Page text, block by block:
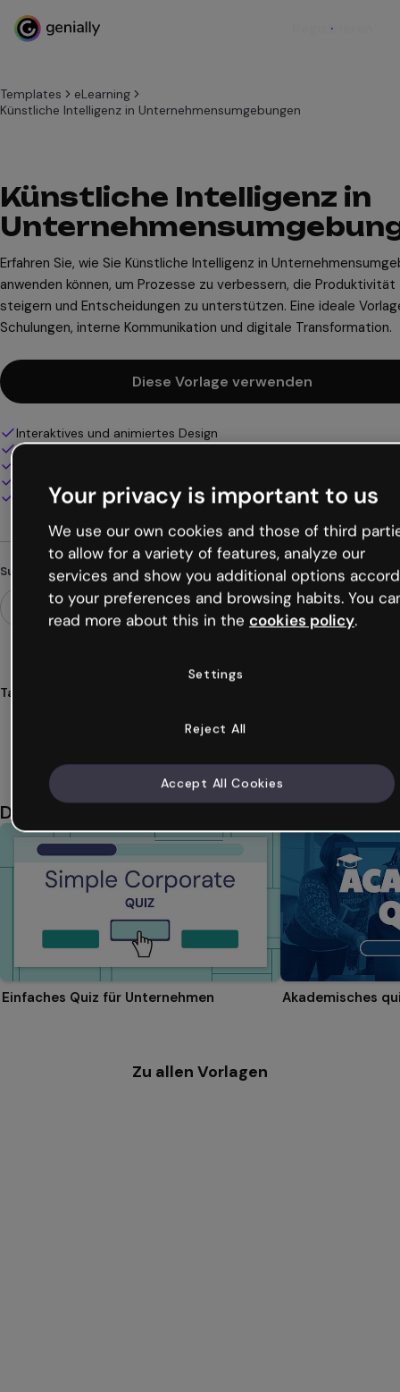
Registrieren
Templates
eLearning
Künstliche Intelligenz in Unternehmensumgebungen
Künstliche Intelligenz in
Erfahren Sie, wie Sie Künstliche Intelligenz in
anwenden können, um Prozesse zu verbessern, die Produktivität
steigern und Entscheidungen zu unterstützen. Eine ideale
Schulungen, interne Kommunikation und digitale Transformation.
Diese Vorlage verwenden
Interaktives und animiertes Design
100% anpassbar
Als PDF, MP4 und andere Formate herunterladen
Suchst du etwas anderes?
Tags
Das könnte dir auch gefallen
Einfaches Quiz für Unternehmen Akademisches
Zu allen Vorlagen
Your privacy is important to us
We use our own cookies and those of third
to allow for a variety of features, analyze our
services and show you additional options
to your preferences and browsing habits. You
read more about this in the cookies policy.
Settings
Reject All
Accept All Cookies